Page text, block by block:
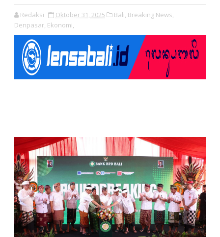
Redaksi Oktober 31, 2025 Bali, Breaking News,
Denpasar, Ekonomi,